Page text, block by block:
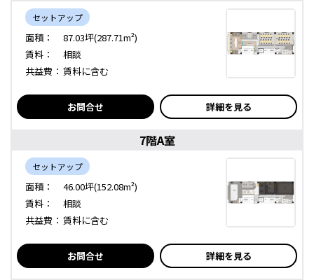
セットアップ
面積：
87.03坪(287.71m²)
賃料：
相談
共益費： 賃料に含む
お問合せ 詳細を見る
7階A室
セットアップ
面積：
46.00坪(152.08m²)
賃料：
相談
共益費： 賃料に含む
お問合せ 詳細を見る